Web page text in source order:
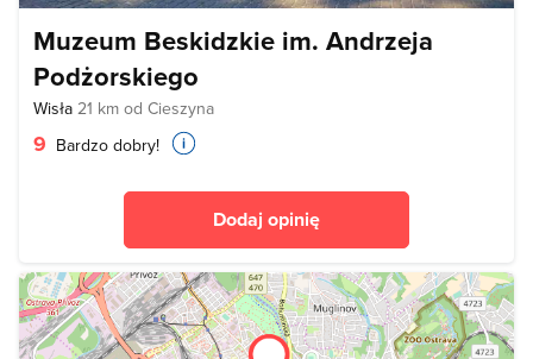
Muzeum Beskidzkie im. Andrzeja
Podżorskiego
Wisła 21 km od Cieszyna
9 Bardzo dobry!
Dodaj opinię